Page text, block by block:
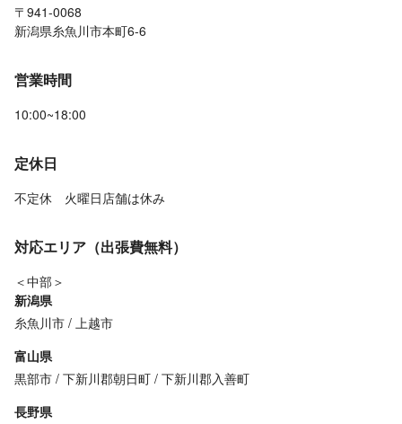
〒941-0068
新潟県糸魚川市本町6-6
営業時間
10:00~18:00
定休日
不定休 火曜日店舗は休み
対応エリア（出張費無料）
＜中部＞
新潟県
糸魚川市 上越市
富山県
黒部市 下新川郡朝日町 下新川郡入善町
長野県